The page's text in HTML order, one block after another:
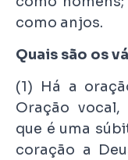
como anjos.
Quais são os
(1) Há a
Oração vocal,
que é uma
coração a